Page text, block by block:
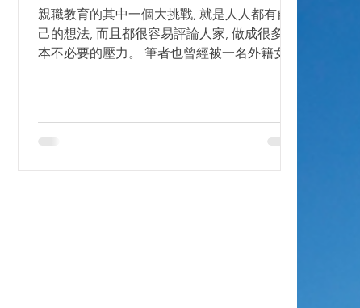
親職教育的其中一個大挑戰, 就是人人都有自
己的想法, 而且都很容易評論人家, 做成很多根
本不必要的壓力。 筆者也曾經被一名外籍女士